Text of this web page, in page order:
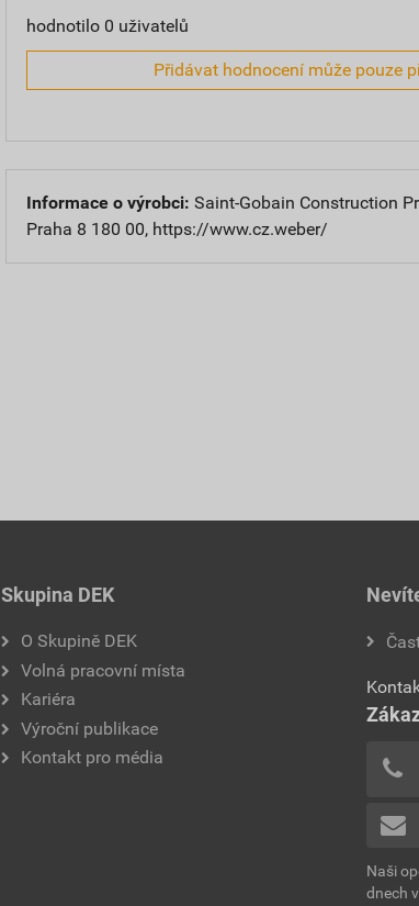
hodnotilo 0 uživatelů
Přidávat hodnocení může pouze
Informace o výrobci: Saint-Gobain Construction
Praha 8 180 00, https://www.cz.weber/
Skupina DEK
O Skupině DEK
Volná pracovní místa
Kariéra
Výroční publikace
Kontakt pro média
Naši
dnech